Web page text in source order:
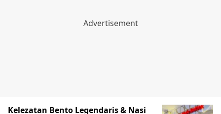
Kelezatan Bento Legendaris & Nasi